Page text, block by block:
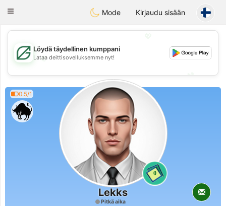
GulfDating
Toggle
Mode Kirjaudu sisään
💖
💕
💕
Löydä täydellinen kumppani
Lataa deittisovelluksemme nyt!
0.5/1
0
Lekks
Pitkä aika